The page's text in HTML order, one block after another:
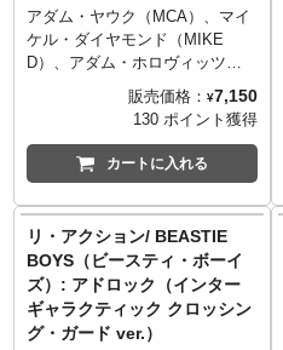
High and Rising」からのシング
ルカットで、ファンカデリック
の「Knee Deep」のサンプリン
テム。こちらは、"Trugoy the
Dove（トゥルーゴイ）"ことデ
ヴィッド・ジョリクール。
アダム・ヤウク（MCA）、マイ
ケル・ダイヤモンド（MIKE
D）、アダム・ホロヴィッツ
（Ad Rock）による伝説的ヒッ
プホップグループ「ビーステ
ィ・ボーイズ」。ミックス・マ
スター・マイクを初めて起用し
HIPHOP路線への回帰となった
れている「インターギャラクテ
ィック」から、ついに交通誘導
員に扮したビースティの面々の
リアクションフィギュアが登
場！日本で撮影された映像も印
販売価格： ¥7,150
130 ポイント獲得
カートに入れる
リ・アクション/ BEASTIE
BOYS（ビースティ・ボーイ
ズ）: アドロック（インター
ギャラクティック クロッシン
グ・ガード ver.）